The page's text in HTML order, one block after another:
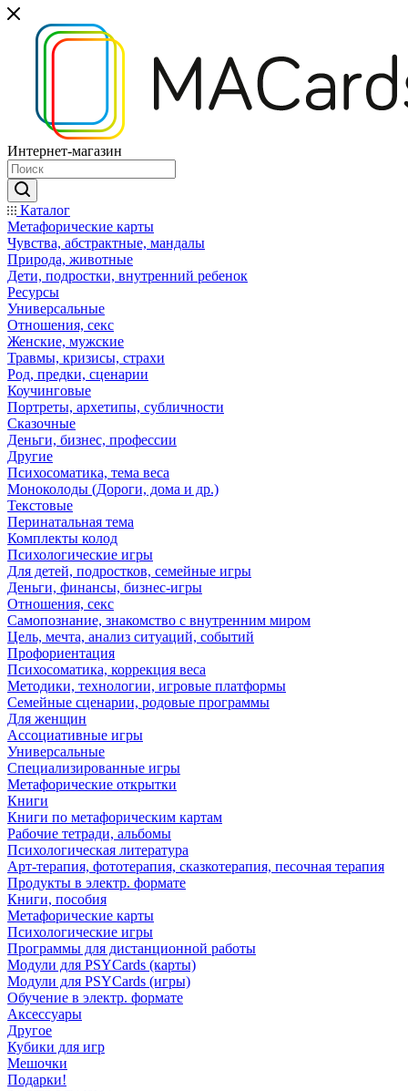
Интернет-магазин
Каталог
Mетафорические карты
Чувства, абстрактные, мандалы
Природа, животные
Дети, подростки, внутренний ребенок
Ресурсы
Универсальные
Отношения, секс
Женские, мужские
Травмы, кризисы, страхи
Род, предки, сценарии
Коучинговые
Портреты, архетипы, субличности
Сказочные
Деньги, бизнес, профессии
Другие
Психосоматика, тема веса
Моноколоды (Дороги, дома и др.)
Текстовые
Перинатальная тема
Комплекты колод
Психологические игры
Для детей, подростков, семейные игры
Деньги, финансы, бизнес-игры
Отношения, секс
Самопознание, знакомство с внутренним миром
Цель, мечта, анализ ситуаций, событий
Профориентация
Психосоматика, коррекция веса
Методики, технологии, игровые платформы
Семейные сценарии, родовые программы
Для женщин
Ассоциативные игры
Универсальные
Специализированные игры
Метафорические открытки
Книги
Книги по метафорическим картам
Рабочие тетради, альбомы
Психологическая литература
Арт-терапия, фототерапия, сказкотерапия, песочная терапия
Продукты в электр. формате
Книги, пособия
Метафорические карты
Психологические игры
Программы для дистанционной работы
Модули для PSYCards (карты)
Модули для PSYCards (игры)
Обучение в электр. формате
Аксессуары
Другое
Кубики для игр
Мешочки
Подарки!